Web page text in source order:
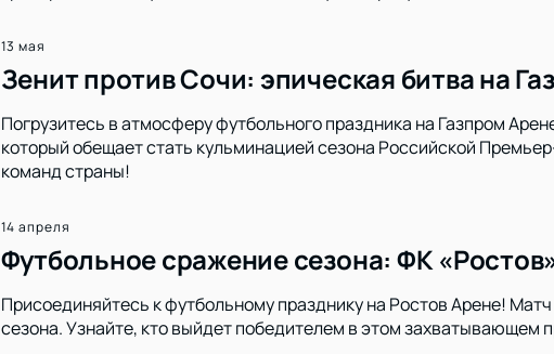
13 мая
Зенит против Сочи: эпическая битва на
Погрузитесь в атмосферу футбольного праздника на Газпром
который обещает стать кульминацией сезона Российской
команд страны!
14 апреля
Футбольное сражение сезона: ФК
Присоединяйтесь к футбольному празднику на Ростов Арене!
сезона. Узнайте, кто выйдет победителем в этом захватывающем